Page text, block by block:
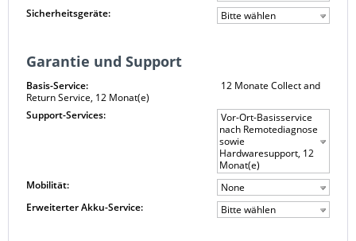
Sicherheitsgeräte:
Bitte wählen
Garantie und Support
Basis-Service:
12 Monate Collect and
Return Service, 12 Monat(e)
Support-Services:
Vor-Ort-Basisservice
nach Remotediagnose
sowie
Hardwaresupport, 12
Monat(e)
Mobilität:
None
Erweiterter Akku-Service:
Bitte wählen